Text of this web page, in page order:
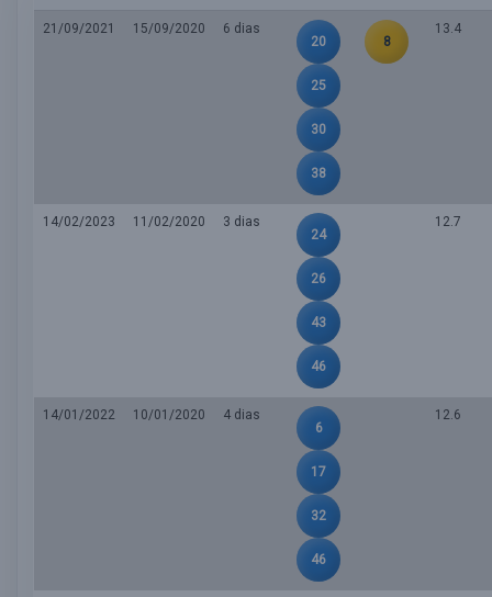
21/09/2021 15/09/2020
6 dias
20
25
30
38
8
13.4
14/02/2023 11/02/2020
3 dias
24
26
43
46
12.7
14/01/2022 10/01/2020
4 dias
6
17
32
46
12.6